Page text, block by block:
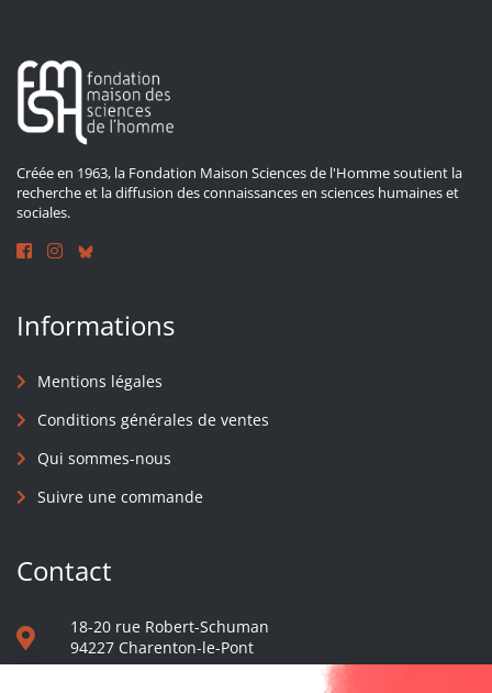
Créée en 1963, la Fondation Maison Sciences de l'Homme soutient la
recherche et la diffusion des connaissances en sciences humaines et
sociales.
Informations
Mentions légales
Conditions générales de ventes
Qui sommes-nous
Suivre une commande
Contact
18-20 rue Robert-Schuman
94227 Charenton-le-Pont